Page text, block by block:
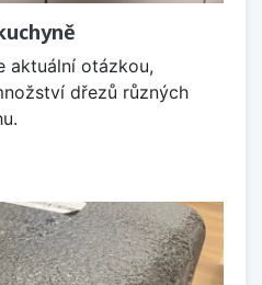
aktuální otázkou,
dřezů různých